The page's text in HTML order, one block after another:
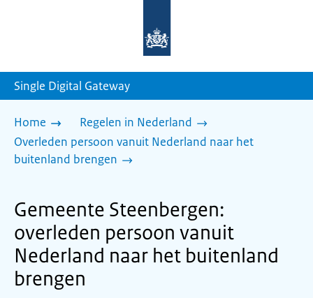
homepage
Single Digital Gateway
Home
Regelen in Nederland
Overleden persoon vanuit Nederland naar het
buitenland brengen
Gemeente Steenbergen:
overleden persoon vanuit
Nederland naar het buitenland
brengen